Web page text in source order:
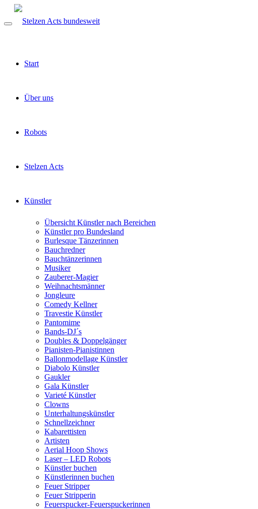
Start
Über uns
Robots
Stelzen Acts
Künstler
Übersicht Künstler nach Bereichen
Künstler pro Bundesland
Burlesque Tänzerinnen
Bauchredner
Bauchtänzerinnen
Musiker
Zauberer-Magier
Weihnachtsmänner
Jongleure
Comedy Kellner
Travestie Künstler
Pantomime
Bands-DJ´s
Doubles & Doppelgänger
Pianisten-Pianistinnen
Ballonmodellage Künstler
Diabolo Künstler
Gaukler
Gala Künstler
Varieté Künstler
Clowns
Unterhaltungskünstler
Schnellzeichner
Kabarettisten
Artisten
Aerial Hoop Shows
Laser – LED Robots
Künstler buchen
Künstlerinnen buchen
Feuer Stripper
Feuer Stripperin
Feuerspucker-Feuerspuckerinnen